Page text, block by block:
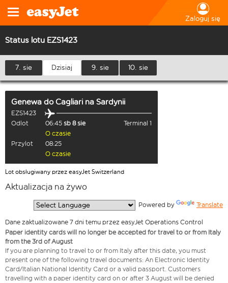
Zaloguj się
Status lotu EZS1423
7. sie Dzisiaj 9. sie 10. sie
Genewa doCagliari na Sardynii
EZS1423
Odlot
06:45 sb 8 sie
Terminal 1
O czasie
Przylot
08:25
O czasie
Lot obsługiwany przez easyJet Switzerland
Aktualizacja na żywo
Powered by Translate
Dane zaktualizowane 7 dni temu przez easyJet Operations Control
Paper identity cards will no longer be accepted for travel to or from Italy
from the 3rd of August
If you are planning to travel to or from Italy after this date, you must
present one of the following travel documents: An Electronic Identity
Card/Italian National Identity Card or a valid passport. Customers
travelling with a paper identity card on or after 3 August will be denied